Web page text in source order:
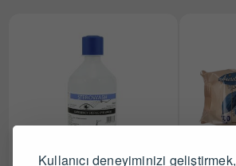
Kullanıcı deneyiminizi geliştirmek,